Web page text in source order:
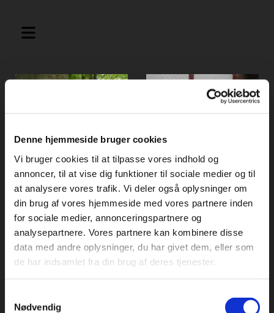
Denne hjemmeside bruger cookies
Vi bruger cookies til at tilpasse vores indhold og
annoncer, til at vise dig funktioner til sociale medier og til
at analysere vores trafik. Vi deler også oplysninger om
din brug af vores hjemmeside med vores partnere inden
for sociale medier, annonceringspartnere og
analysepartnere. Vores partnere kan kombinere disse
data med andre oplysninger, du har givet dem, eller som
de har indsamlet fra din brug af deres tjenester.
Nødvendig